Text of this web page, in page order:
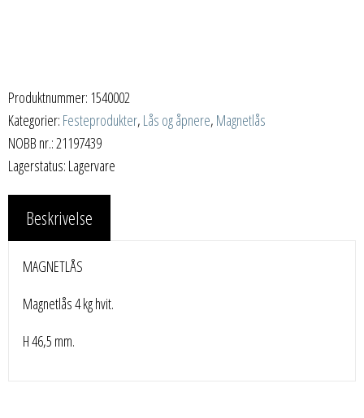
Produktnummer: 1540002
Kategorier: Festeprodukter, Lås og åpnere, Magnetlås
NOBB nr.: 21197439
Lagerstatus: Lagervare
Beskrivelse
MAGNETLÅS
Magnetlås 4 kg hvit.
H 46,5 mm.